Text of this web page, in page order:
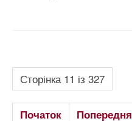
Сторінка 11 із 327
Початок Попередня